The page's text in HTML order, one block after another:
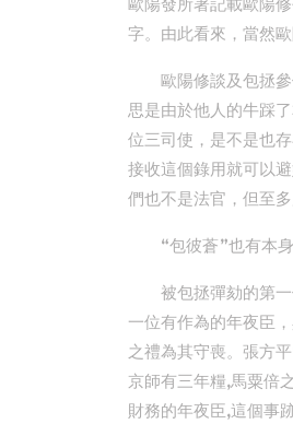
歐陽發所著記載歐陽
字。由此看來，當然
歐陽修談及包拯
思是由於他人的牛踩
位三司使，是不是也
接收這個錄用就可以
們也不是法官，但至
“包彼蒼”也有本
被包拯彈劾的第
一位有作為的年夜臣
之禮為其守喪。張方
京師有三年糧,馬粟倍
財務的年夜臣,這個事